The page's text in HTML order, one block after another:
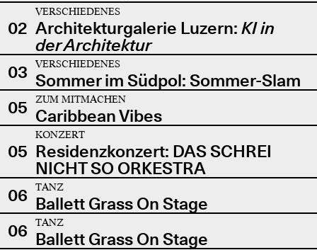
02
VERSCHIEDENES
Architekturgalerie Luzern: KI in
der Architektur
03
VERSCHIEDENES
Sommer im Südpol: Sommer-Slam
05
ZUM MITMACHEN
Caribbean Vibes
05
KONZERT
Residenzkonzert: DAS SCHREI
NICHT SO ORKESTRA
06
TANZ
Ballett Grass On Stage
06
TANZ
Ballett Grass On Stage